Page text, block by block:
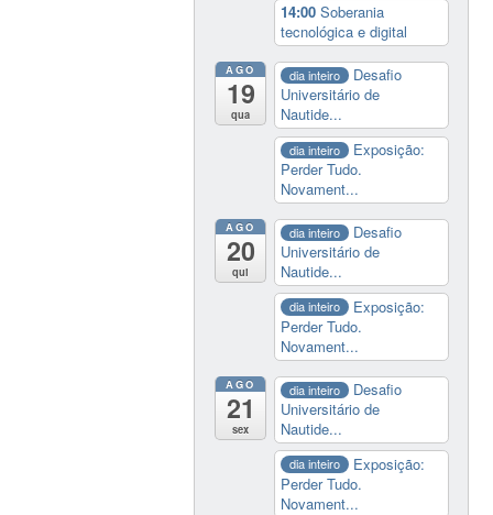
14:00Soberania
tecnológica e digital
AGO
19
qua
dia inteiro
Desafio
Universitário de
Nautide...
dia inteiro
Exposição:
Perder Tudo.
Novament...
AGO
20
qui
dia inteiro
Desafio
Universitário de
Nautide...
dia inteiro
Exposição:
Perder Tudo.
Novament...
AGO
21
sex
dia inteiro
Desafio
Universitário de
Nautide...
dia inteiro
Exposição:
Perder Tudo.
Novament...